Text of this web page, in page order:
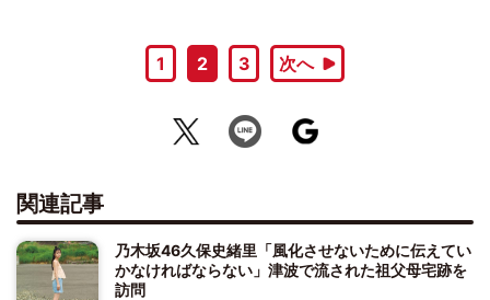
1 2 3 次へ
関連記事
乃木坂46久保史緒里「風化させないために伝えてい
かなければならない」津波で流された祖父母宅跡を
訪問